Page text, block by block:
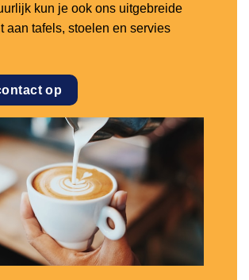
kun je ook ons uitgebreide
aan tafels, stoelen en servies
op